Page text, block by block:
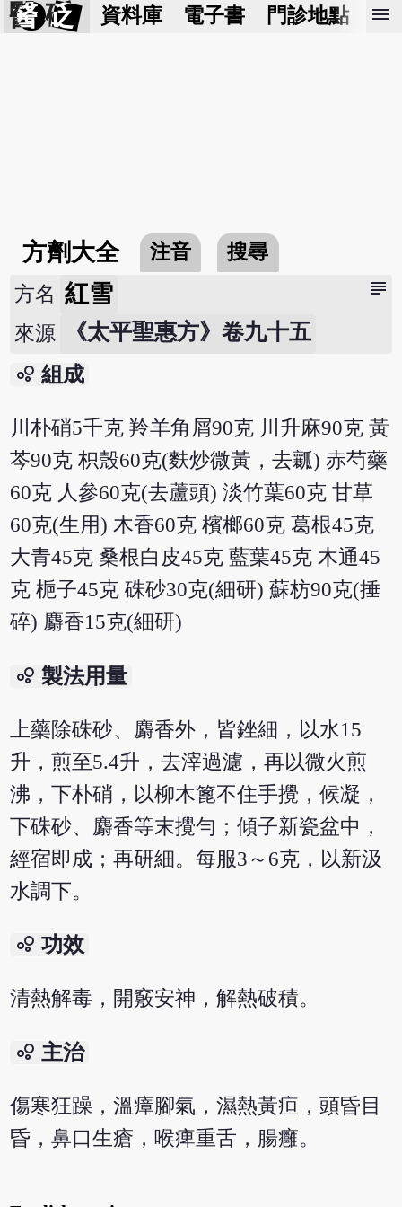
醫 砭 資料庫 電子書 門診地點 預
menu
方劑大全 注音 搜尋
subject
方名 紅雪
來源 《太平聖惠方》卷九十五
bubble_chart 組成
川朴硝5千克 羚羊角屑90克 川升麻90克 黃
芩90克 枳殼60克(麩炒微黃，去瓤) 赤芍藥
60克 人參60克(去蘆頭) 淡竹葉60克 甘草
60克(生用) 木香60克 檳榔60克 葛根45克
大青45克 桑根白皮45克 藍葉45克 木通45
克 梔子45克 硃砂30克(細研) 蘇枋90克(捶
碎) 麝香15克(細研)
bubble_chart 製法用量
上藥除硃砂、麝香外，皆銼細，以水15
升，煎至5.4升，去滓過濾，再以微火煎
沸，下朴硝，以柳木篦不住手攪，候凝，
下硃砂、麝香等末攪勻；傾子新瓷盆中，
經宿即成；再研細。每服3～6克，以新汲
水調下。
bubble_chart 功效
清熱解毒，開竅安神，解熱破積。
bubble_chart 主治
傷寒狂躁，溫瘴腳氣，濕熱黃疸，頭昏目
昏，鼻口生瘡，喉痺重舌，腸癰。